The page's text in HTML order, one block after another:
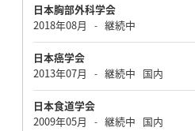
日本胸部外科学会
2018年08月
- 継続中
日本癌学会
2013年07月
- 継続中 国内
日本食道学会
2009年05月
- 継続中 国内